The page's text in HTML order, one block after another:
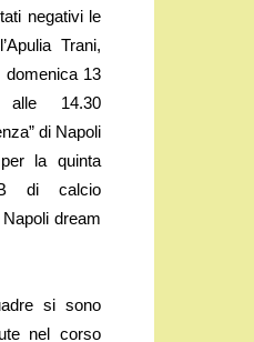
negativi le
Trani,
domenica 13
alle 14.30
di Napoli
la quinta
di calcio
dream
si sono
nel corso